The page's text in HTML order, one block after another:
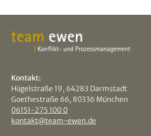
Kontakt:
Hügelstraße 19, 64283 Darmstadt
Goethestraße 66, 80336 München
06151-275 100 0
kontakt@team-ewen.de